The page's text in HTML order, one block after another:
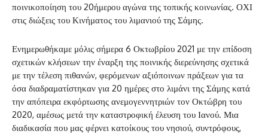
ποινικοποίηση του 20ήμερου αγώνα της τοπικής κοινωνίας. ΟΧΙ
στις διώξεις του Κινήματος του λιμανιού της Σάμης.
Ενημερωθήκαμε μόλις σήμερα 6 Οκτωβρίου 2021 με την επίδοση
σχετικών κλήσεων την έναρξη της ποινικής διερεύνησης σχετικά
με την τέλεση πιθανών, φερόμενων αξιόποινων πράξεων για τα
όσα διαδραματίστηκαν για 20 ημέρες στο λιμάνι της Σάμης κατά
την απόπειρα εκφόρτωσης ανεμογεννητριών τον Οκτώβρη του
2020, αμέσως μετά την καταστροφική έλευση του Ιανού. Μια
διαδικασία που μας φέρνει κατοίκους του νησιού, συντρόφους,